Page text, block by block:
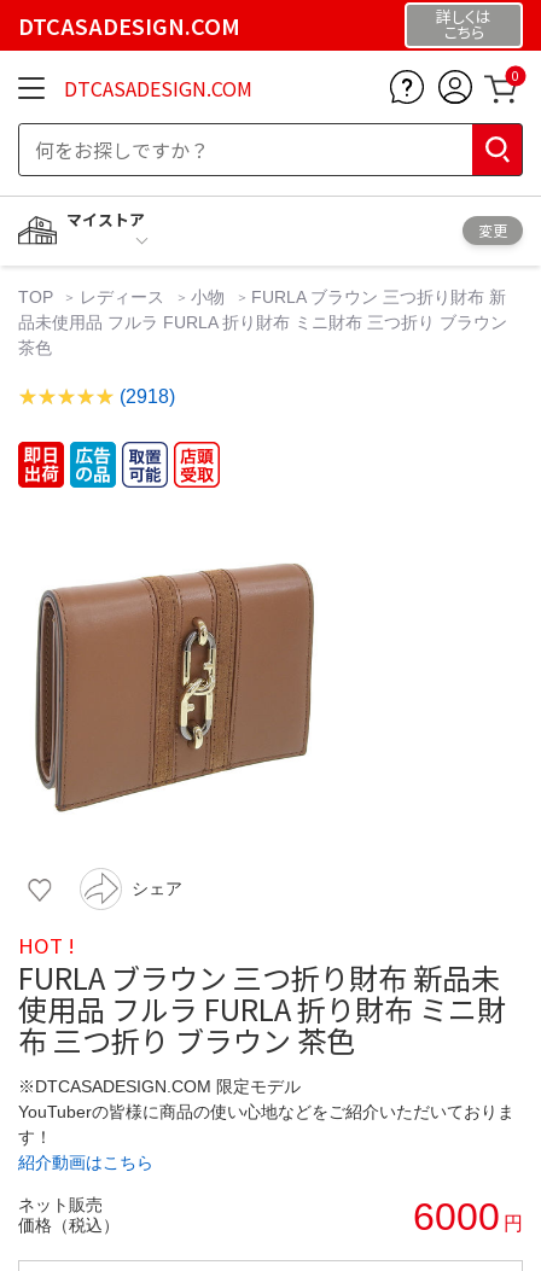
DTCASADESIGN.COM 詳しくは
こちら
DTCASADESIGN.COM 0
マイストア
変更
TOP レディース 小物
FURLA ブラウン 三つ折り財布 新
品未使用品 フルラ FURLA 折り財布 ミニ財布 三つ折り ブラウン
茶色
(2918)
シェア
HOT !
FURLA ブラウン 三つ折り財布 新品未
使用品 フルラ FURLA 折り財布 ミニ財
布 三つ折り ブラウン 茶色
※DTCASADESIGN.COM 限定モデル
YouTuberの皆様に商品の使い心地などをご紹介いただいておりま
す！
紹介動画はこちら
ネット販売
価格（税込）
6000 円